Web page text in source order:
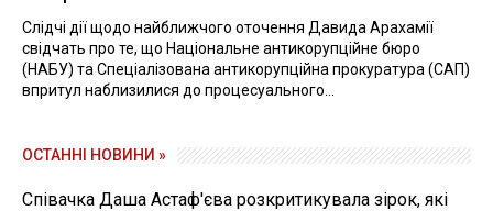
Слідчі дії щодо найближчого оточення Давида Арахамії
свідчать про те, що Національне антикорупційне бюро
(НАБУ) та Спеціалізована антикорупційна прокуратура (САП)
впритул наблизилися до процесуального...
ОСТАННІ НОВИНИ »
Співачка Даша Астаф'єва розкритикувала зірок, які